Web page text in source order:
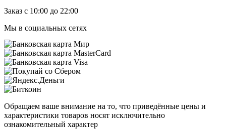
Заказ с 10:00 до 22:00
Мы в социальных сетях
Обращаем ваше внимание на то, что приведённые цены и
характеристики товаров носят исключительно
ознакомительный характер